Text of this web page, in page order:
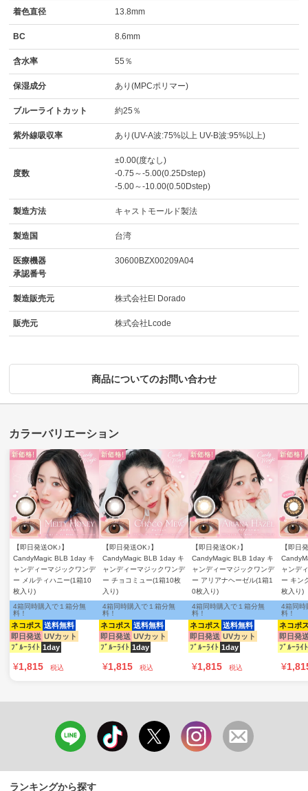
着色直径 13.8mm
BC 8.6mm
含水率 55％
保湿成分 あり(MPCポリマー)
ブルーライトカット 約25％
紫外線吸収率 あり(UV-A波:75%以上 UV-B波:95%以上)
度数
±0.00(度なし)
-0.75～-5.00(0.25Dstep)
-5.00～-10.00(0.50Dstep)
製造方法 キャストモールド製法
製造国 台湾
医療機器
承認番号
30600BZX00209A04
製造販売元 株式会社El Dorado
販売元 株式会社Lcode
商品についてのお問い合わせ
【即日発送OK♪】
CandyMagic BLB 1day キ
ャンディーマジックワンデ
ー メルティハニー(1箱10
枚入り)
ネコポス 送料無料
即日発送 UVカット
ﾌﾞﾙｰﾗｲﾄ 1day
4箱同時購入で１箱分無
料！
¥1,815 税込
【即日発送OK♪】
CandyMagic BLB 1day キ
ャンディーマジックワンデ
ー チョコミュー(1箱10枚
入り)
ネコポス 送料無料
即日発送 UVカット
ﾌﾞﾙｰﾗｲﾄ 1day
4箱同時購入で１箱分無
料！
¥1,815 税込
【即日発送OK♪】
CandyMagic BLB 1day キ
ャンディーマジックワンデ
ー アリアナヘーゼル(1箱1
0枚入り)
ネコポス 送料無料
即日発送 UVカット
ﾌﾞﾙｰﾗｲﾄ 1day
4箱同時購入で１箱分無
料！
¥1,815 税込
【即日
ャンデ
ー キン
枚入り)
ネコポ
即日発
ﾌﾞﾙｰﾗｲﾄ
4箱同時
料！
¥
ランキングから探す